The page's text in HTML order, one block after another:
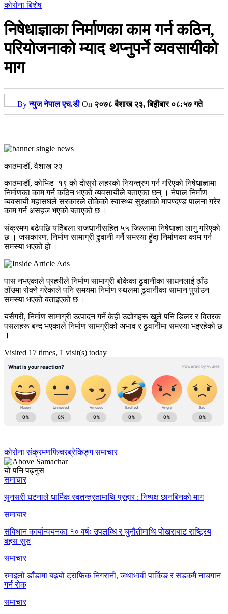
कोरोना बिशेष
निषेधाज्ञाका निर्माणका काम गर्न कठिन,
परियोजनाको म्याद थप्नुपर्ने व्यवसायीको
माग
Byन्युज नेपाल एच.डी On २०७८ बैशाख २३, बिहीबार ०८:५७ गते
काठमाडौं, वैशाख २३
काठमाडौं, कोभिड–१९ को दोस्रो लहरको नियन्त्रण गर्न गरिएको निषेधाज्ञामा
निर्माणका काम गर्न कठिन भएको व्यवसायीले बताएका छन् । नेपाल निर्माण
व्यवसायी महासघंले सरकारले तोकेको स्वास्थ्य सुरक्षाको मापण्दण्ड पालना गरेर
काम गर्न असहज भएको बताएको छ ।
संक्रमण बढेपछि यतिेबला राजधानीसहित ५५ जिल्लामा निषेधाज्ञा लागु गरिएको
छ । जसकारण, निर्माण सामाग्री ढुवानी गर्नै समस्या हुँदा निर्माणका काम गर्न
समस्या भएको हो ।
पास नभएकाले प्रहरीले निर्माण सामाग्री बोकेका ढुवानीका साधनलाई ठाँउ
ठाँउमा रोक्ने गरेकाले पनि समयमा निर्माण स्थलमा ढुवानीका सामान पुर्याउन
समस्या भएको बताइएको छ ।
यसैगरी, निर्माण सामाग्री उत्पादन गर्ने केही उद्योगहरू खुले पनि डिलर र वितरक
पसलहरू बन्द भएकाले निर्माण सामग्रीको अभाव र ढुवानीमा समस्या भइरहेको छ
।
Visited 17 times, 1 visit(s) today
कोरोना संक्रमणफिचरब्रेकिङ्ग समाचार
यो पनि पढ्नुस
समाचार
सुनसरी घटनाले धार्मिक स्वतन्त्रतामाथि प्रहार : निष्पक्ष छानबिनको माग
समाचार
संविधान कार्यान्वयनका १० वर्षः उपलब्धि र चुनौतीमाथि पोखराबाट राष्ट्रिय
बहस सुरु
समाचार
रमाइलो डाँडामा बढ्यो ट्राफिक निगरानी, जथाभावी पार्किङ र सडकमै नाचगान
गर्न रोक
समाचार